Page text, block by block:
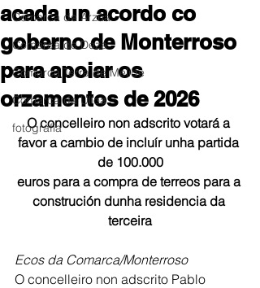
Comarca de Arzúa
Comarca de Deza
Comarca Terra de Melide
Comarca da Ulloa
fotografía
acada un acordo co
goberno de Monterroso
para apoiar os
orzamentos de 2026
O concelleiro non adscrito votará a
favor a cambio de incluír unha partida
de 100.000
euros para a compra de terreos para a
construción dunha residencia da
terceira
Ecos da Comarca/Monterroso
O concelleiro non adscrito Pablo